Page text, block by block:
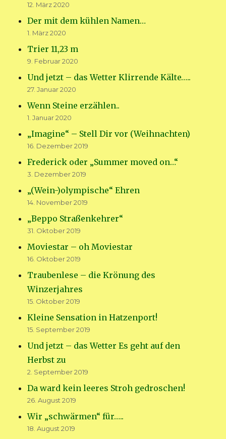
12. März 2020
Der mit dem kühlen Namen…
1. März 2020
Trier 11,23 m
9. Februar 2020
Und jetzt – das Wetter Klirrende Kälte…..
27. Januar 2020
Wenn Steine erzählen..
1. Januar 2020
„Imagine“ – Stell Dir vor (Weihnachten)
16. Dezember 2019
Frederick oder „Summer moved on…“
3. Dezember 2019
„(Wein-)olympische“ Ehren
14. November 2019
„Beppo Straßenkehrer“
31. Oktober 2019
Moviestar – oh Moviestar
16. Oktober 2019
Traubenlese – die Krönung des
Winzerjahres
15. Oktober 2019
Kleine Sensation in Hatzenport!
15. September 2019
Und jetzt – das Wetter Es geht auf den
Herbst zu
2. September 2019
Da ward kein leeres Stroh gedroschen!
26. August 2019
Wir „schwärmen“ für…..
18. August 2019